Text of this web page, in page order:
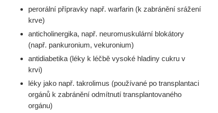
perorální přípravky např. warfarin (k zabránění srážení
krve)
anticholinergika, např. neuromuskulární blokátory
(např. pankuronium, vekuronium)
antidiabetika (léky k léčbě vysoké hladiny cukru v
krvi)
léky jako např. takrolimus (používané po transplantaci
orgánů k zabránění odmítnutí transplantovaného
orgánu)